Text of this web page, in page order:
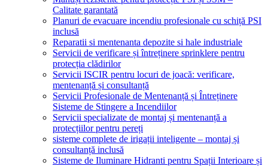
Calitate garantată
Planuri de evacuare incendiu profesionale cu schiță PSI
inclusă
Reparatii si mentenanta depozite si hale industriale
Servicii de verificare și întreținere sprinklere pentru
protecția clădirilor
Servicii ISCIR pentru locuri de joacă: verificare,
mentenanță și consultanță
Servicii Profesionale de Mentenanță și Întreținere
Sisteme de Stingere a Incendiilor
Servicii specializate de montaj și mentenanță a
protecțiilor pentru pereți
sisteme complete de irigații inteligente – montaj și
consultanță inclusă
Sisteme de Iluminare Hidranti pentru Spații Interioare și